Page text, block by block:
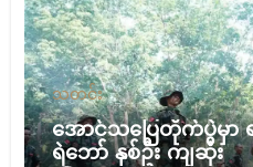
သတင်း
အောင်သပြေတိုက်ပွဲမှာ
ရဲဘော် နှစ်ဦး ကျဆုံး